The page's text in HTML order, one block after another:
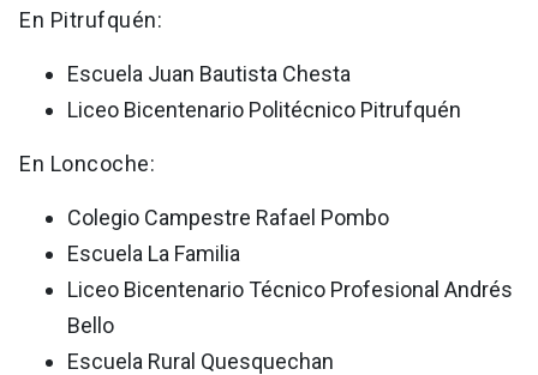
En Pitrufquén:
Escuela Juan Bautista Chesta
Liceo Bicentenario Politécnico Pitrufquén
En Loncoche:
Colegio Campestre Rafael Pombo
Escuela La Familia
Liceo Bicentenario Técnico Profesional Andrés
Bello
Escuela Rural Quesquechan